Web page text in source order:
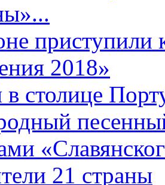
приступили
2018»
столице
21 страны